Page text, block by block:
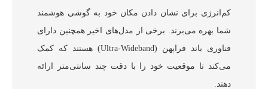
کم‌انرژی برای نشان دادن مکان خود به گوشی هوشمند
شما بهره می‌برند. برخی از مدل‌های اخیر همچنین دارای
فناوری باند فراپهن (Ultra-Wideband) هستند که کمک
می‌کند تا موقعیت خود را با دقت چند سانتی‌متر ارائه
دهند.